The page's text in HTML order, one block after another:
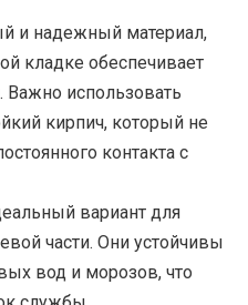
и надежный материал,
кладке обеспечивает
Важно использовать
кирпич, который не
контакта с
вариант для
части. Они устойчивы
вод и морозов, что